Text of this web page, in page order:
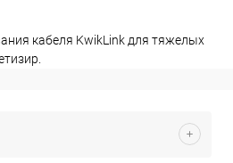
кабеля KwikLink для тяжелых